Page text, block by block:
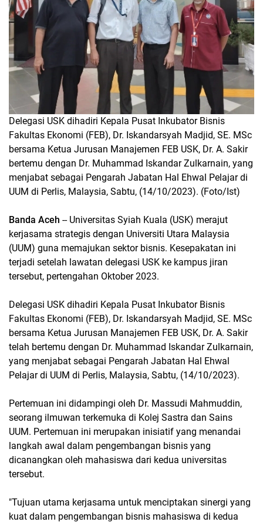
Delegasi USK dihadiri Kepala Pusat Inkubator Bisnis
Fakultas Ekonomi (FEB), Dr. Iskandarsyah Madjid, SE. MSc
bersama Ketua Jurusan Manajemen FEB USK, Dr. A. Sakir
bertemu dengan Dr. Muhammad Iskandar Zulkarnain, yang
menjabat sebagai Pengarah Jabatan Hal Ehwal Pelajar di
UUM di Perlis, Malaysia, Sabtu, (14/10/2023). (Foto/Ist)
Banda Aceh -- Universitas Syiah Kuala (USK) merajut
kerjasama strategis dengan Universiti Utara Malaysia
(UUM) guna memajukan sektor bisnis. Kesepakatan ini
terjadi setelah lawatan delegasi USK ke kampus jiran
tersebut, pertengahan Oktober 2023.
Delegasi USK dihadiri Kepala Pusat Inkubator Bisnis
Fakultas Ekonomi (FEB), Dr. Iskandarsyah Madjid, SE. MSc
bersama Ketua Jurusan Manajemen FEB USK, Dr. A. Sakir
telah bertemu dengan Dr. Muhammad Iskandar Zulkarnain,
yang menjabat sebagai Pengarah Jabatan Hal Ehwal
Pelajar di UUM di Perlis, Malaysia, Sabtu, (14/10/2023).
Pertemuan ini didampingi oleh Dr. Massudi Mahmuddin,
seorang ilmuwan terkemuka di Kolej Sastra dan Sains
UUM. Pertemuan ini merupakan inisiatif yang menandai
langkah awal dalam pengembangan bisnis yang
dicanangkan oleh mahasiswa dari kedua universitas
tersebut.
"Tujuan utama kerjasama untuk menciptakan sinergi yang
kuat dalam pengembangan bisnis mahasiswa di kedua